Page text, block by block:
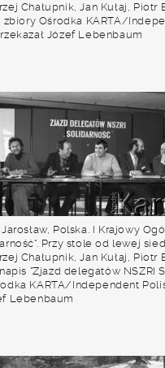
Chałupnik, Jan Kułaj, Piotr
zbiory Ośrodka KARTA/
Józef Lebenbaum
Polska. I Krajowy
Przy stole od lewej
Chałupnik, Jan Kułaj, Piotr
"Zjazd delegatów NSZRI
KARTA/Independent
Lebenbaum